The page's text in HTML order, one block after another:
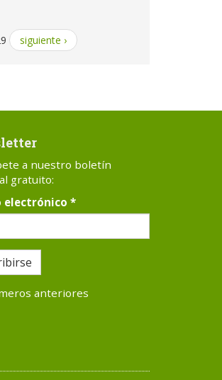
siguiente ›
a nuestro boletín
gratuito:
electrónico *
anteriores